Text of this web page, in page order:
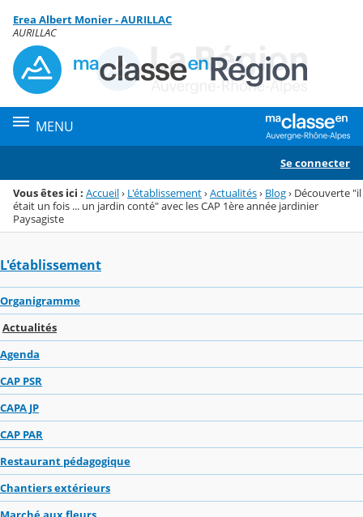
Menu de la rubrique
Contenu
Erea Albert Monier - AURILLAC
AURILLAC
MENU
Se connecter
Vous êtes ici : Accueil› L'établissement›Actualités› Blog› Découverte "il
était un fois ... un jardin conté" avec les CAP 1ère année jardinier
Paysagiste
L'établissement
Organigramme
Actualités
Agenda
CAP PSR
CAPA JP
CAP PAR
Restaurant pédagogique
Chantiers extérieurs